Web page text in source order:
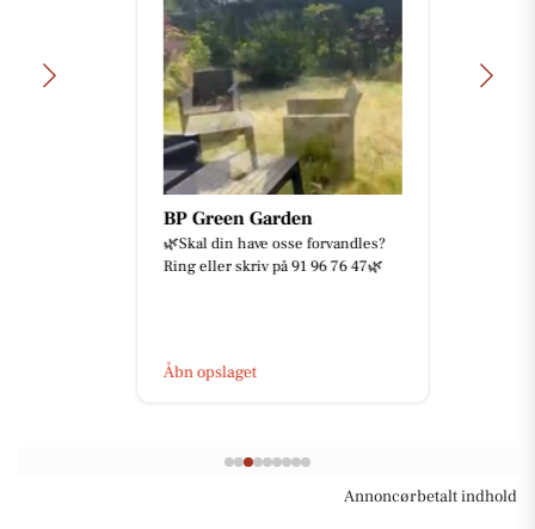
BP Green Garden
🌿Skal din have osse forvandles?
Ring eller skriv på 91 96 76 47🌿
Åbn opslaget
Annoncørbetalt indhold